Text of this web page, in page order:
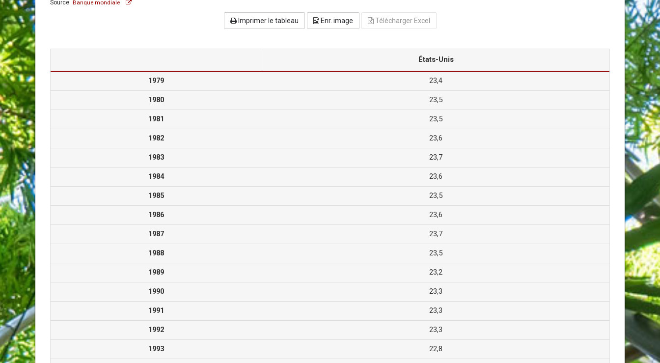
Source: Banque mondiale
Imprimer le tableau Enr. image Télécharger Excel
États-Unis
1979 23,4
1980 23,5
1981 23,5
1982 23,6
1983 23,7
1984 23,6
1985 23,5
1986 23,6
1987 23,7
1988 23,5
1989 23,2
1990 23,3
1991 23,3
1992 23,3
1993 22,8